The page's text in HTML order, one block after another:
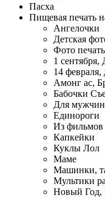
Пасха
Пищевая печать
Ангелочки
Детская
Фото печать
1 сентября,
14
Амонг ас,
Бабочки
Для мужчин
Единороги
Из фильмов
Капкейки
Куклы Лол
Маме
Машинки,
Мультики
Новый Год,